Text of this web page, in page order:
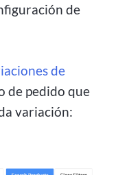
de
de
de pedido que
variación: